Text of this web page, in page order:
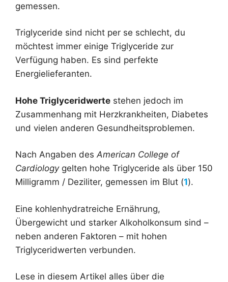
gemessen.
Triglyceride sind nicht per se schlecht, du
möchtest immer einige Triglyceride zur
Verfügung haben. Es sind perfekte
Energielieferanten.
Hohe Triglyceridwerte stehen jedoch im
Zusammenhang mit Herzkrankheiten, Diabetes
und vielen anderen Gesundheitsproblemen.
Nach Angaben desAmerican College of
Cardiologygelten hohe Triglyceride als über 150
Milligramm / Deziliter, gemessen im Blut (1).
Eine kohlenhydratreiche Ernährung,
Übergewicht und starker Alkoholkonsum sind –
neben anderen Faktoren – mit hohen
Triglyceridwerten verbunden.
Lese in diesem Artikel alles über die